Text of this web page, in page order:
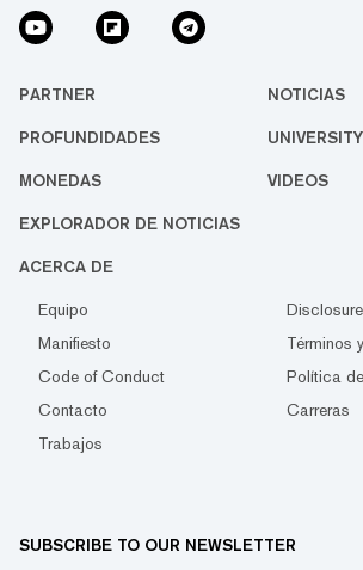
PARTNER NOTICIAS
PROFUNDIDADES UNIVERSITY
MONEDAS VIDEOS
EXPLORADOR DE NOTICIAS
ACERCA DE
Equipo
Manifiesto
Términos
Code of Conduct
Política
Contacto
Carreras
Trabajos
SUBSCRIBE TO OUR NEWSLETTER